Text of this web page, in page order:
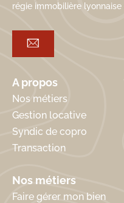
régie immobilière
A propos
Nos métiers
Gestion locative
Syndic de copro
Transaction
Nos métiers
Faire gérer mon bien